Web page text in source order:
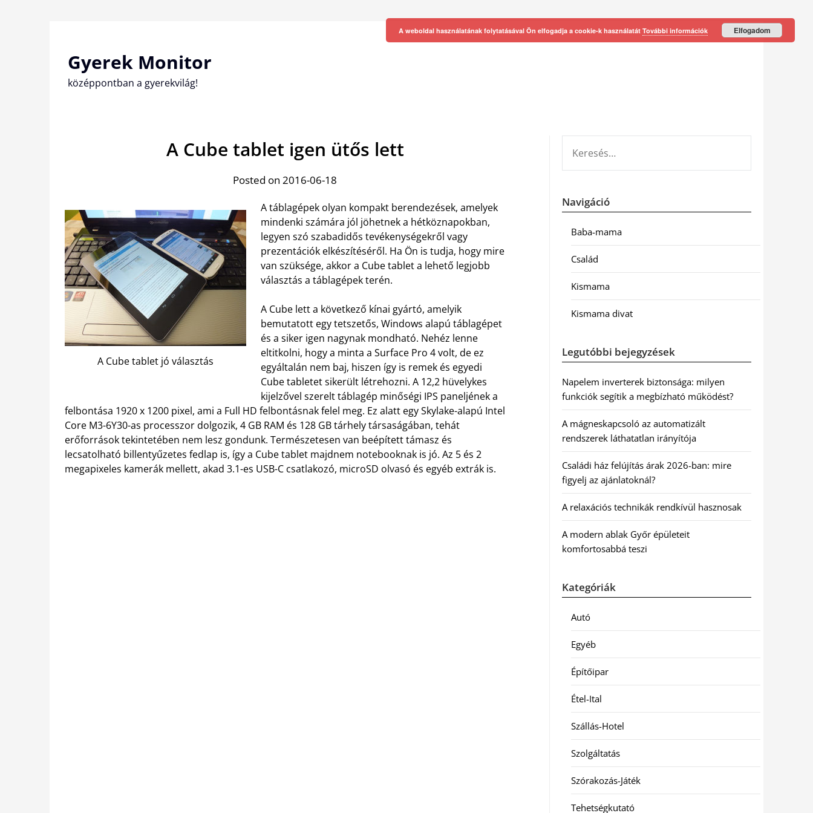
Gyerek Monitor
középpontban a gyerekvilág!
A Cube tablet igen ütős lett
Posted on 2016-06-18
A Cube tablet jó választás
A táblagépek olyan kompakt berendezések, amelyek
mindenki számára jól jöhetnek a hétköznapokban,
legyen szó szabadidős tevékenységekről vagy
prezentációk elkészítéséről. Ha Ön is tudja, hogy mire
van szüksége, akkor a Cube tablet a lehető legjobb
választás a táblagépek terén.
A Cube lett a következő kínai gyártó, amelyik
bemutatott egy tetszetős, Windows alapú táblagépet
és a siker igen nagynak mondható. Nehéz lenne
eltitkolni, hogy a minta a Surface Pro 4 volt, de ez
egyáltalán nem baj, hiszen így is remek és egyedi
Cube tabletet sikerült létrehozni. A 12,2 hüvelykes
kijelzővel szerelt táblagép minőségi IPS paneljének a
felbontása 1920 x 1200 pixel, ami a Full HD felbontásnak felel meg. Ez alatt egy Skylake-alapú Intel
Core M3-6Y30-as processzor dolgozik, 4 GB RAM és 128 GB tárhely társaságában, tehát
erőforrások tekintetében nem lesz gondunk. Természetesen van beépített támasz és
lecsatolható billentyűzetes fedlap is, így a Cube tablet majdnem notebooknak is jó. Az 5 és 2
megapixeles kamerák mellett, akad 3.1-es USB-C csatlakozó, microSD olvasó és egyéb extrák is.
Navigáció
Baba-mama
Család
Kismama
Kismama divat
Legutóbbi bejegyzések
Napelem inverterek biztonsága: milyen
funkciók segítik a megbízható működést?
A mágneskapcsoló az automatizált
rendszerek láthatatlan irányítója
Családi ház felújítás árak 2026-ban: mire
figyelj az ajánlatoknál?
A relaxációs technikák rendkívül hasznosak
A modern ablak Győr épületeit
komfortosabbá teszi
Kategóriák
Autó
Egyéb
Építőipar
Étel-Ital
Szállás-Hotel
Szolgáltatás
Szórakozás-Játék
Tehetségkutató
A weboldal használatának folytatásával Ön elfogadja a cookie-k használatát További információk Elfogadom